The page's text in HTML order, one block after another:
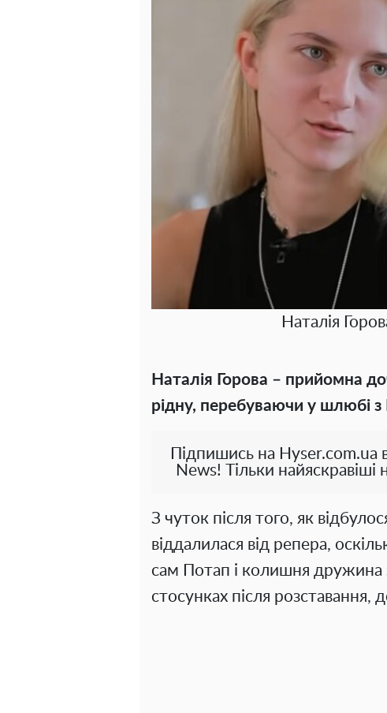
Наталія
Наталія Горова – прийомна
рідну, перебуваючи у шлюбі
Підпишись на Hyser.com.ua
News! Тільки найяскравіші
З чуток після того, як
віддалилася від репера,
сам Потап і колишня дружина
стосунках після розставання,